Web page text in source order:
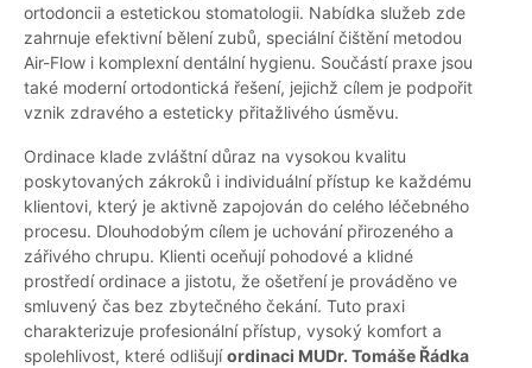
ortodoncii a estetickou stomatologii. Nabídka služeb zde
zahrnuje efektivní bělení zubů, speciální čištění metodou
Air-Flow i komplexní dentální hygienu. Součástí praxe jsou
také moderní ortodontická řešení, jejichž cílem je podpořit
vznik zdravého a esteticky přitažlivého úsměvu.
Ordinace klade zvláštní důraz na vysokou kvalitu
poskytovaných zákroků i individuální přístup ke každému
klientovi, který je aktivně zapojován do celého léčebného
procesu. Dlouhodobým cílem je uchování přirozeného a
zářivého chrupu. Klienti oceňují pohodové a klidné
prostředí ordinace a jistotu, že ošetření je prováděno ve
smluvený čas bez zbytečného čekání. Tuto praxi
charakterizuje profesionální přístup, vysoký komfort a
spolehlivost, které odlišujíordinaci MUDr. Tomáše Řádka